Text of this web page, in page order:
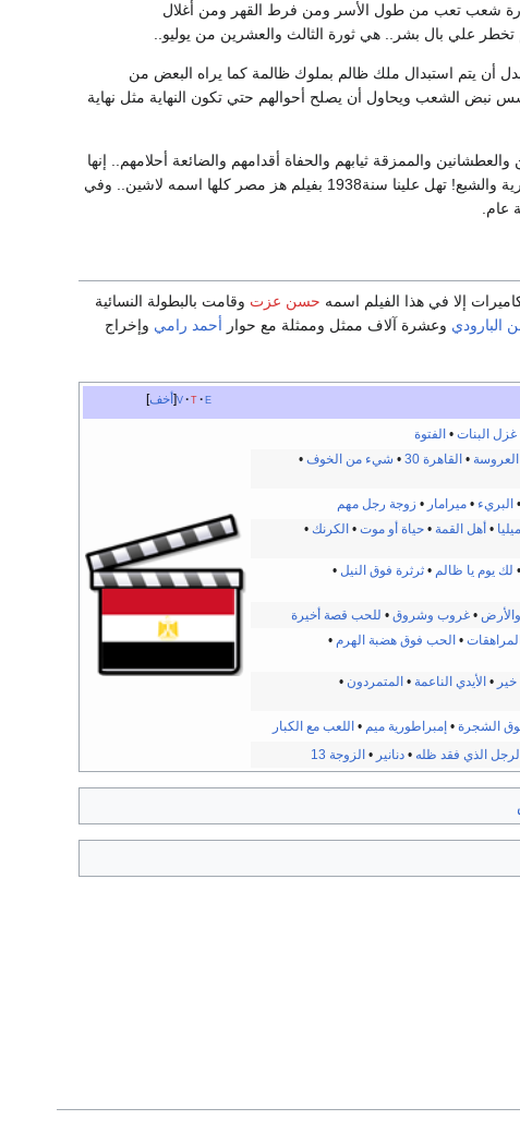
ثورة شعب تعب من طول الأسر ومن فرط القهر ومن أغلال
علي بال بشر.. هي ثورة الثالث والعشرين من يوليو..
أكد البعض بأن حال مصر قبل الثورة كانت أفضل من وضعها بعد ثورة 23 يوليو بدل أن يتم استبدال ملك ظالم بملوك ظالمة كما يراه البعض من
نبض الشعب ويحاول أن يصلح أحوالهم حتي تكون النهاية مثل نهاية
والممزقة ثيابهم والحفاة أقدامهم والضائعة أحلامهم.. إنها
ثورة الجياع والحفاة والمحرومين من الحلم والأمل ويوم تشرق شمسه علي بيوتهم وأولادهم بالحرية والشبع! تهل علينا سنة1938 بفيلم هز مصر كلها اسمه لاشين.. وفي
عام.
إلا في هذا الفيلم اسمه حسن عزت وقامت بالبطولة النسائية
البارودي وعشرة آلاف ممثل وممثلة مع حوار أحمد رامي وإخراج
أخف v t e
غزل البنات • الفتوة
العروسة • القاهرة 30 • شيء من الخوف •
• البريء •ميرامار • زوجة رجل مهم
• أهل القمة •حياة أو موت • الكرنك •
• لك يوم يا ظالم •ثرثرة فوق النيل •
•غروب وشروق • للحب قصة أخيرة
المراهقات • الحب فوق هضبة الهرم •
• الأيدي الناعمة • المتمردون •
الشجرة • إمبراطورية ميم • اللعب مع الكبار
الرجل الذي فقد ظله •دنانير • الزوجة 13